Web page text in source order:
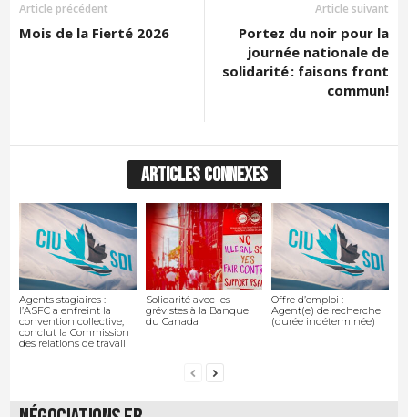
Article précédent
Mois de la Fierté 2026
Article suivant
Portez du noir pour la
journée nationale de
solidarité : faisons front
commun!
ARTICLES CONNEXES
Agents stagiaires :
l’ASFC a enfreint la
convention collective,
conclut la Commission
des relations de travail
Solidarité avec les
grévistes à la Banque
du Canada
Offre d’emploi :
Agent(e) de recherche
(durée indéterminée)